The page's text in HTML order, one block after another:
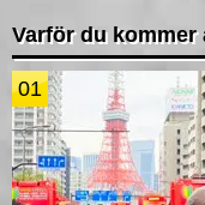
Varför du kommer
01